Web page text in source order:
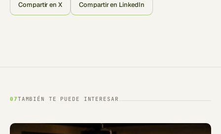
Compartir en X Compartir en LinkedIn
07TAMBIÉN TE PUEDE INTERESAR